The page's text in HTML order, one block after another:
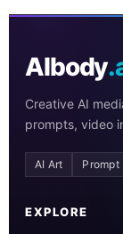
AIbody
Creative AI
prompts, video
AI Art Prompt
EXPLORE